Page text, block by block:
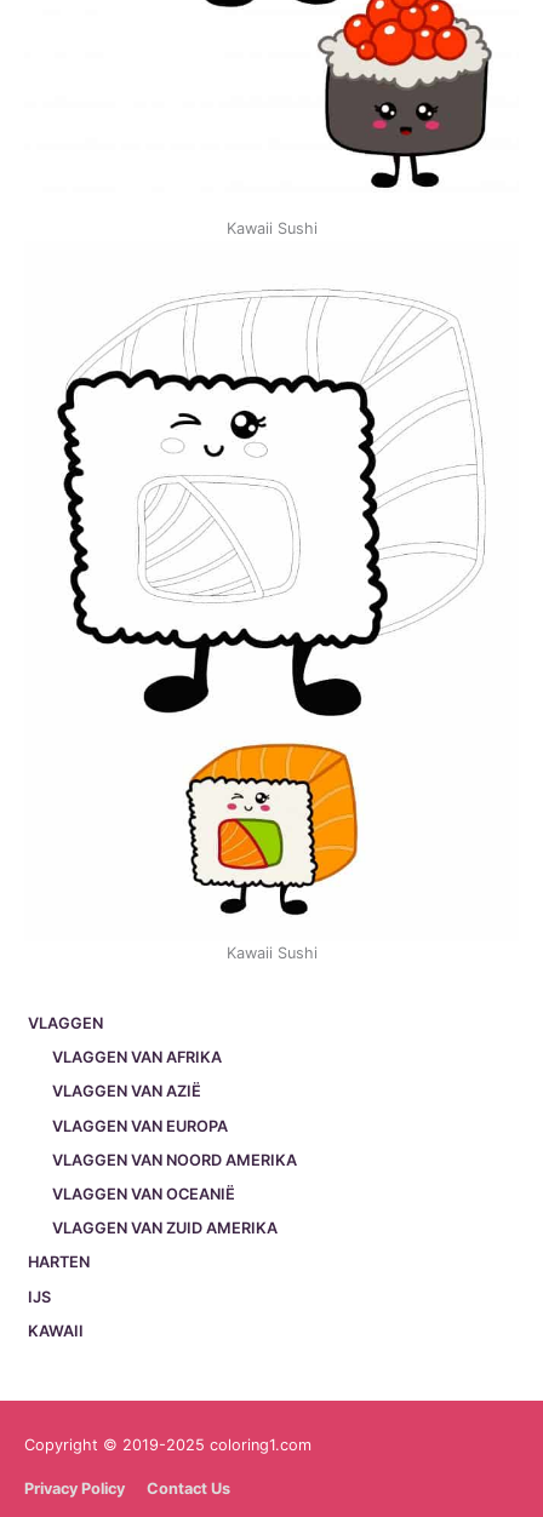
VLAGGEN
VLAGGEN VAN AFRIKA
VLAGGEN VAN AZIË
VLAGGEN VAN EUROPA
VLAGGEN VAN NOORD AMERIKA
VLAGGEN VAN OCEANIË
VLAGGEN VAN ZUID AMERIKA
HARTEN
IJS
KAWAII
Kawaii Sushi
Kawaii Sushi
Copyright © 2019-2025 coloring1.com
Privacy Policy Contact Us